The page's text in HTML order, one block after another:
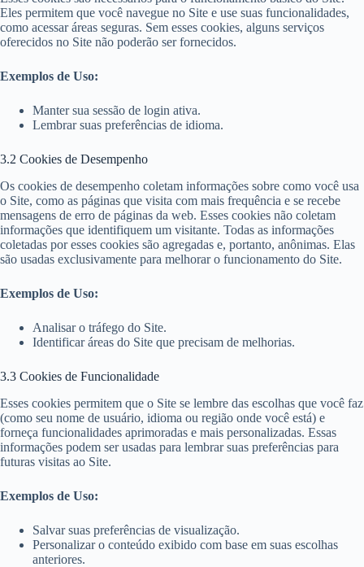
Eles permitem que você navegue no Site e use suas funcionalidades,
como acessar áreas seguras. Sem esses cookies, alguns serviços
oferecidos no Site não poderão ser fornecidos.
Exemplos de Uso:
Manter sua sessão de login ativa.
Lembrar suas preferências de idioma.
3.2 Cookies de Desempenho
Os cookies de desempenho coletam informações sobre como você usa
o Site, como as páginas que visita com mais frequência e se recebe
mensagens de erro de páginas da web. Esses cookies não coletam
informações que identifiquem um visitante. Todas as informações
coletadas por esses cookies são agregadas e, portanto, anônimas. Elas
são usadas exclusivamente para melhorar o funcionamento do Site.
Exemplos de Uso:
Analisar o tráfego do Site.
Identificar áreas do Site que precisam de melhorias.
3.3 Cookies de Funcionalidade
Esses cookies permitem que o Site se lembre das escolhas que você faz
(como seu nome de usuário, idioma ou região onde você está) e
forneça funcionalidades aprimoradas e mais personalizadas. Essas
informações podem ser usadas para lembrar suas preferências para
futuras visitas ao Site.
Exemplos de Uso:
Salvar suas preferências de visualização.
Personalizar o conteúdo exibido com base em suas escolhas
anteriores.